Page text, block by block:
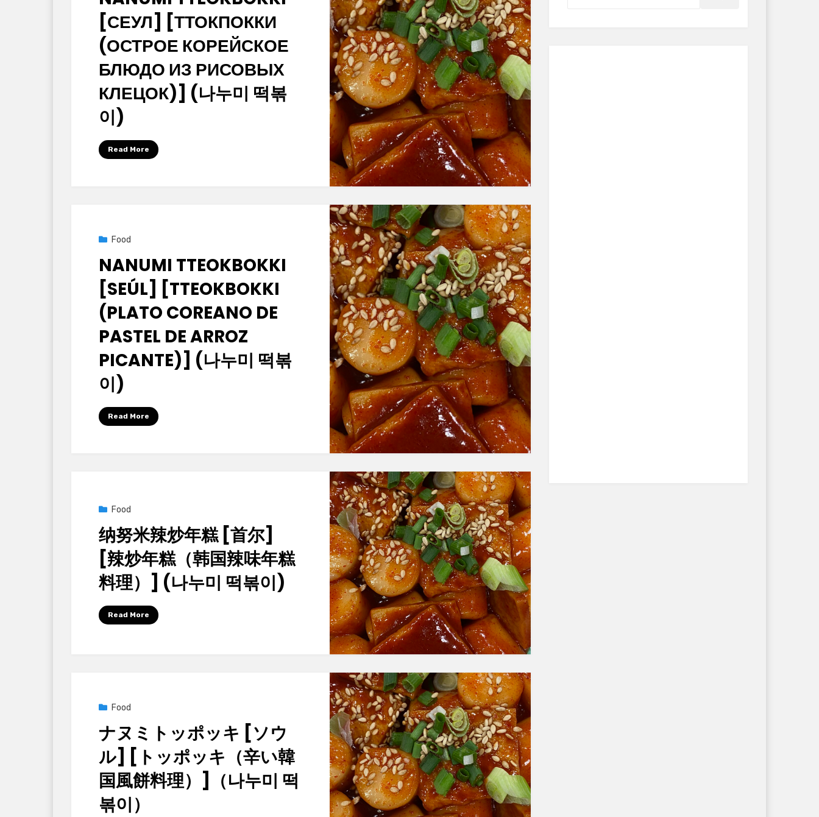
[СЕУЛ] [ТТОКПОККИ
(ОСТРОЕ КОРЕЙСКОЕ
БЛЮДО ИЗ РИСОВЫХ
КЛЕЦОК)] (나누미 떡볶
이)
byKorean Baton (大韓民國木棒)
Read More
Posted2025년 09월 29일
Food
NANUMI TTEOKBOKKI
[SEÚL] [TTEOKBOKKI
(PLATO COREANO DE
PASTEL DE ARROZ
PICANTE)] (나누미 떡볶
이)
byKorean Baton (大韓民國木棒)
Read More
Posted
on
2025년 09월 29일
Food
纳努米辣炒年糕 [首尔]
[辣炒年糕（韩国辣味年糕
料理）] (나누미 떡볶이)
byKorean Baton (大韓民國木棒)
Read More
Posted2025년 09월 26일
Food
ナヌミトッポッキ [ソウ
ル] [トッポッキ（辛い韓
国風餅料理）]（나누미 떡
볶이）